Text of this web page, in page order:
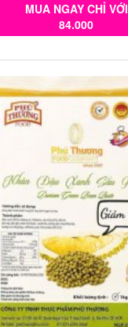
MUA NGAY CHỈ VỚI
84.000